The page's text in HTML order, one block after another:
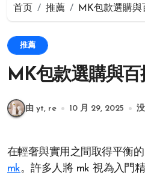
首页 推薦 MK包款選購與
推薦
MK包款選購與
由 yt, re 10 月 29, 2025
在輕奢與實用之間取得平衡
mk。許多人將 mk 視為入門